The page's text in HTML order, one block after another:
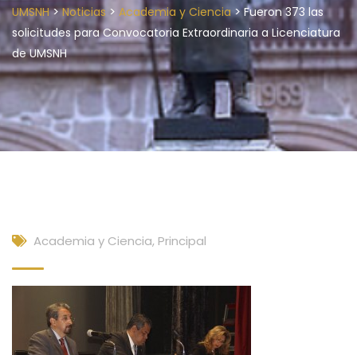
UMSNH>Noticias > Academia y Ciencia>Fueron 373 las
solicitudes para Convocatoria Extraordinaria a Licenciatura
de UMSNH
Academia y Ciencia, Principal